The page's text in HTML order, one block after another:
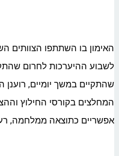
האימון בו השתתפו הצוותים
לשבוע ההיערכות לחרום
שהתקיים במשך יומיים, רוענן
המחלצים בקורסי החילוץ
אפשריים כתוצאה ממלחמה,